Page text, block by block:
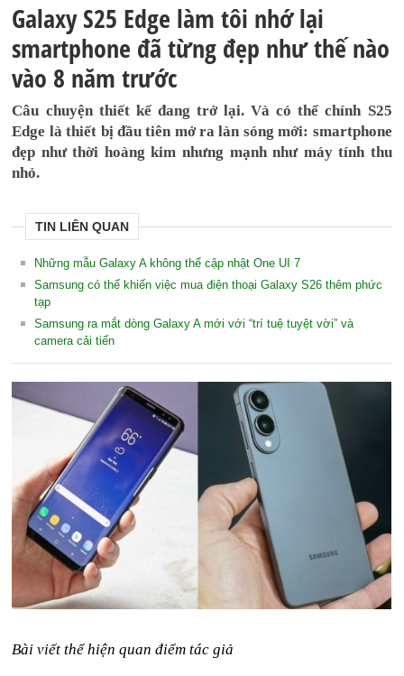
Galaxy S25 Edge làm tôi nhớ lại
smartphone đã từng đẹp như thế nào
vào 8 năm trước
Câu chuyện thiết kế đang trở lại. Và có thể chính S25
Edge là thiết bị đầu tiên mở ra làn sóng mới: smartphone
đẹp như thời hoàng kim nhưng mạnh như máy tính thu
nhỏ.
TIN LIÊN QUAN
Những mẫu Galaxy A không thể cập nhật One UI 7
Samsung có thể khiến việc mua điện thoại Galaxy S26 thêm phức
tạp
Samsung ra mắt dòng Galaxy A mới với “trí tuệ tuyệt vời” và
camera cải tiến
Bài viết thể hiện quan điểm tác giả